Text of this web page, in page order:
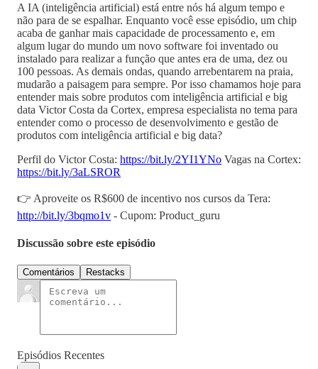
A IA (inteligência artificial) está entre nós há algum tempo e
não para de se espalhar. Enquanto você esse episódio, um chip
acaba de ganhar mais capacidade de processamento e, em
algum lugar do mundo um novo software foi inventado ou
instalado para realizar a função que antes era de uma, dez ou
100 pessoas. As demais ondas, quando arrebentarem na praia,
mudarão a paisagem para sempre. Por isso chamamos hoje para
entender mais sobre produtos com inteligência artificial e big
data Victor Costa da Cortex, empresa especialista no tema para
entender como o processo de desenvolvimento e gestão de
produtos com inteligência artificial e big data?
Perfil do Victor Costa: https://bit.ly/2YI1YNo Vagas na Cortex:
https://bit.ly/3aLSROR
👉 Aproveite os R$600 de incentivo nos cursos da Tera:
http://bit.ly/3bqmo1v - Cupom: Product_guru
Discussão sobre este episódio
Comentários Restacks
Episódios Recentes